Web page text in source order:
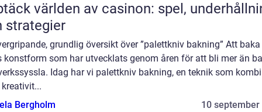
världen av casinon: spel,
strategier
grundlig översikt över ”palettkniv bakning” Att baka
konstform som har utvecklats genom åren för att bli mer än
Idag har vi palettkniv bakning, en teknik som
Bergholm
10 september